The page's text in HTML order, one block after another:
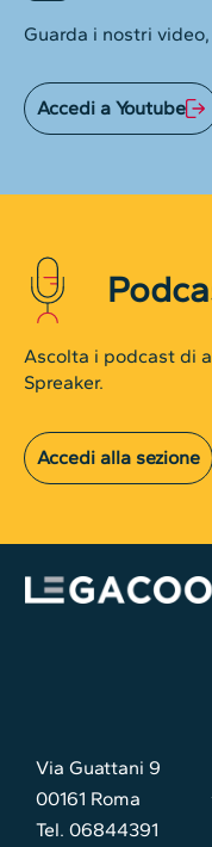
Guarda i nostri
Accedi a Youtube
Ascolta i podcast di
Spreaker.
Accedi alla sezione
Via Guattani 9
00161 Roma
Tel. 06844391